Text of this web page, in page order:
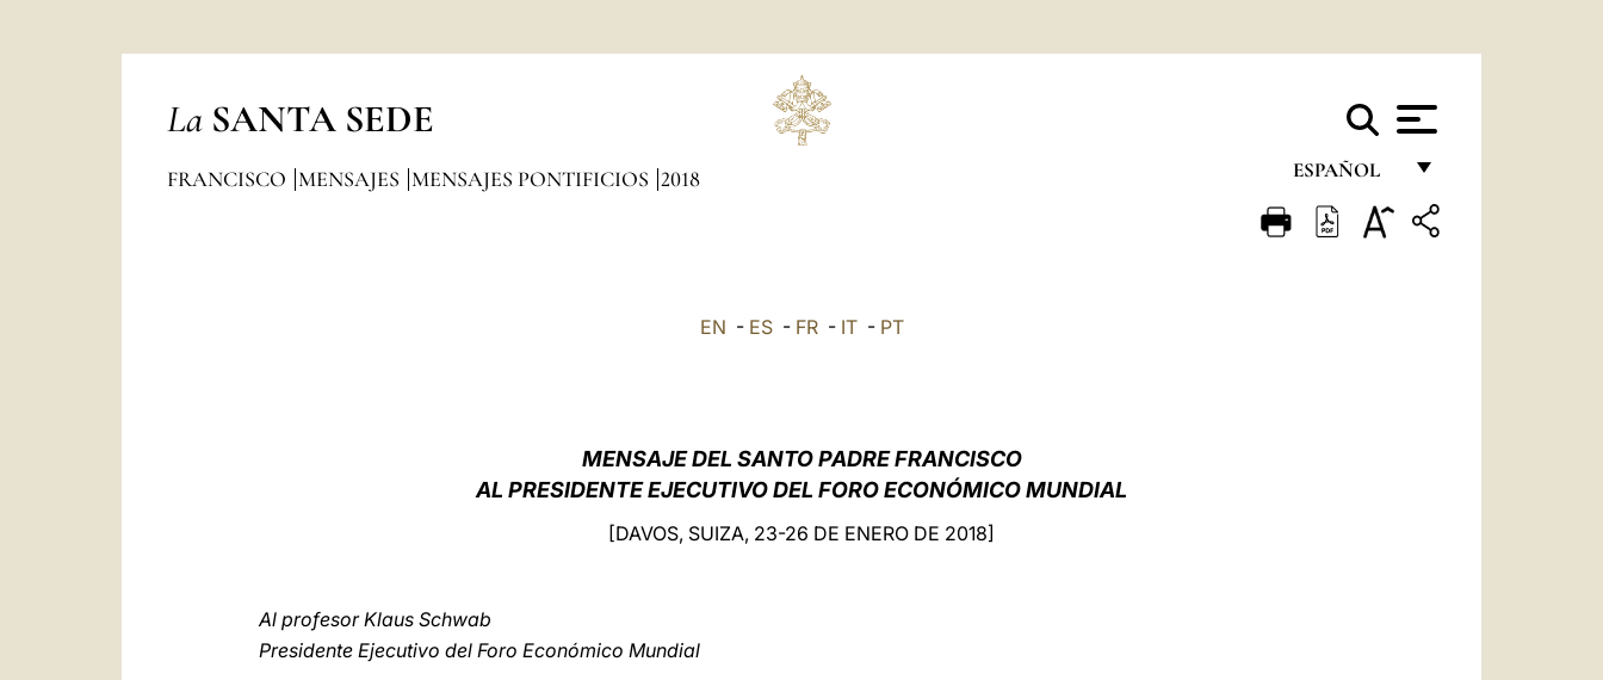
La SANTA SEDE
ESPAÑOL
FRANÇAIS
FRANCISCO MENSAJES MENSAJES PONTIFICIOS 2018
EN - ES- FR- IT- PT
MENSAJE DEL SANTO PADRE FRANCISCO
AL PRESIDENTE EJECUTIVO DEL FORO ECONÓMICO MUNDIAL
[DAVOS, SUIZA, 23-26 DE ENERO DE 2018]
Al profesor Klaus Schwab
Presidente Ejecutivo del Foro Económico Mundial